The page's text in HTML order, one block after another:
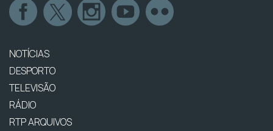
NOTÍCIAS
DESPORTO
TELEVISÃO
RÁDIO
RTP ARQUIVOS